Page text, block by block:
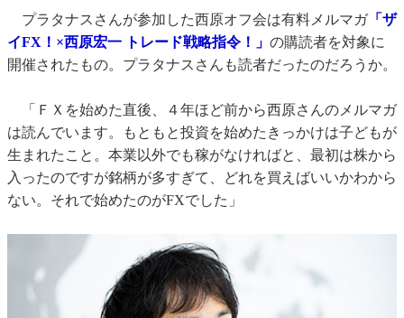
プラタナスさんが参加した西原オフ会は有料メルマガ「ザ
イFX！×西原宏一 トレード戦略指令！」 の購読者を対象に
開催されたもの。プラタナスさんも読者だったのだろうか。
「ＦＸを始めた直後、４年ほど前から西原さんのメルマガ
は読んでいます。もともと投資を始めたきっかけは子どもが
生まれたこと。本業以外でも稼がなければと、最初は株から
入ったのですが銘柄が多すぎて、どれを買えばいいかわから
ない。それで始めたのがFXでした」